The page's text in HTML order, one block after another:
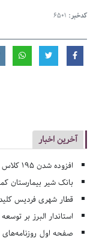
کدخبر: 6501
آخرین اخبار
افزوده شدن ۱۹۵ کلاس درس جدید به مدارس البرز
بانک شیر بیمارستان
قطار شهری فردیس
استاندار البرز بر
صفحه اول روزنامه‌های 14 مرداد 1405